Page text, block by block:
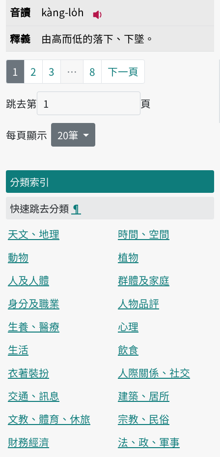
音讀
kàng-lo̍h
釋義 由高而低的落下、下墜。
第
1 2 3 … 8 下一頁
跳去第
頁碼
頁
每頁顯示 20筆
分類索引
快速跳去分類 ¶
天文、地理
時間、空間
動物
植物
人及人體
群體及家庭
身分及職業
人物品評
生養、醫療
心理
生活
飲食
衣著裝扮
人際關係、社交
交通、訊息
建築、居所
文教、體育、休旅
宗教、民俗
財務經濟
法、政、軍事